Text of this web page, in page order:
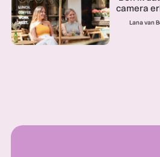
camera
Lana van